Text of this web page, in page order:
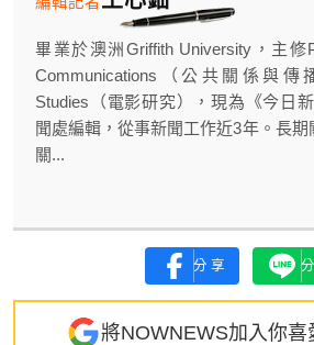
畢業於澳洲Griffith University，主修
Communications（公共關係與傳
Studies（電影研究），現為《今日
聞處編輯，從事新聞工作近3年。長期
關...
分享
將NOWNEWS加入你喜